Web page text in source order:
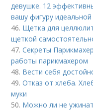
девушке. 12
вашу фигуру идеальной
46. Щетка для
щеткой
47.Секреты
работы парикмахером
48. Вести себя
49.Отказ от хлеба.
муки
50. Можно ли не